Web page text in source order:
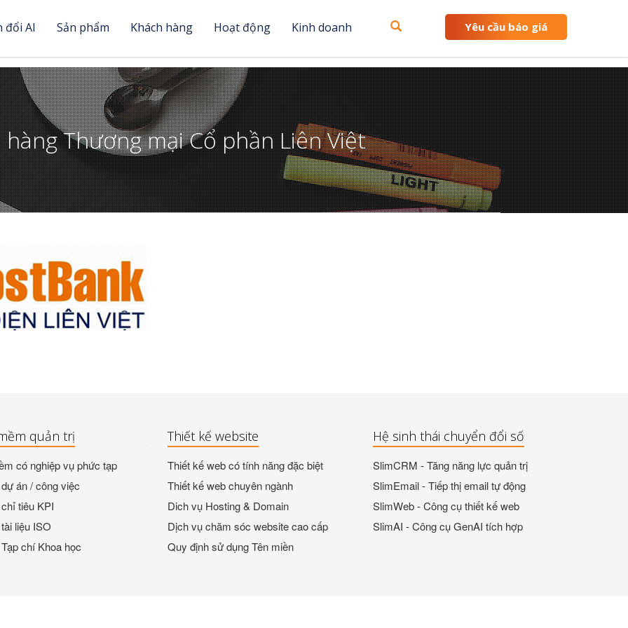
đổi AI Sản phẩm Khách hàng Hoạt động Kinh doanh Yêu cầu báo giá
hàng Thương mại Cổ phần Liên Việt
quản trị
có nghiệp vụ phức tạp
án / công việc
tiêu KPI
liệu ISO
chí Khoa học
Thiết kế website
Thiết kế web có tính năng đặc biệt
Thiết kế web chuyên ngành
Dich vụ Hosting & Domain
Dịch vụ chăm sóc website cao cấp
Quy định sử dụng Tên miền
Hệ sinh thái chuyển đổi số
SlimCRM - Tăng năng lực quản trị
SlimEmail - Tiếp thị email tự động
SlimWeb - Công cụ thiết kế web
SlimAI - Công cụ GenAI tích hợp